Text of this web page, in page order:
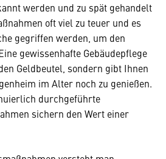
werden und zu spät gehandelt
oft viel zu teuer und es
gegriffen werden, um den
gewissenhafte Gebäudepflege
Geldbeutel, sondern gibt Ihnen
im Alter noch zu genießen.
durchgeführte
sichern den Wert einer